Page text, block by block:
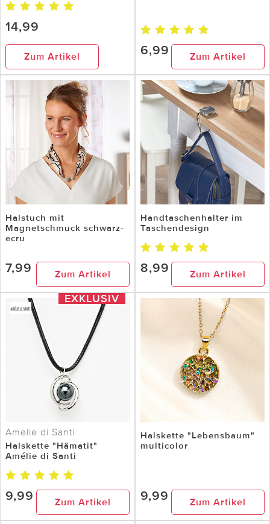
14,99
Zum Artikel 6,99 Zum Artikel
Halstuch mit
Magnetschmuck schwarz-
ecru
7,99 Zum Artikel
Handtaschenhalter im
Taschendesign
8,99 Zum Artikel
EXKLUSIV
Amelie di Santi
Halskette "Hämatit"
Amélie di Santi
9,99 Zum Artikel
Halskette "Lebensbaum"
multicolor
9,99 Zum Artikel